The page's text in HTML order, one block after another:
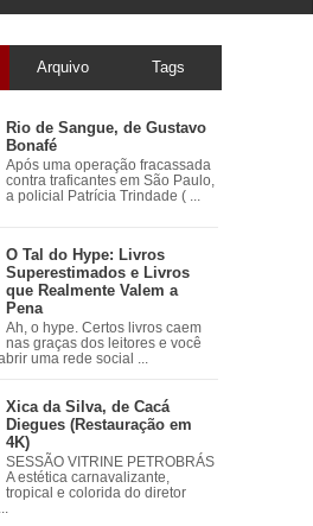
Arquivo Tags
Rio de Sangue, de Gustavo
Bonafé
Após uma operação fracassada
contra traficantes em São Paulo,
a policial Patrícia Trindade ( ...
O Tal do Hype: Livros
Superestimados e Livros
que Realmente Valem a
Pena
Ah, o hype. Certos livros caem
nas graças dos leitores e você
uma rede social ...
Xica da Silva, de Cacá
Diegues (Restauração em
4K)
SESSÃO VITRINE PETROBRÁS
A estética carnavalizante,
tropical e colorida do diretor